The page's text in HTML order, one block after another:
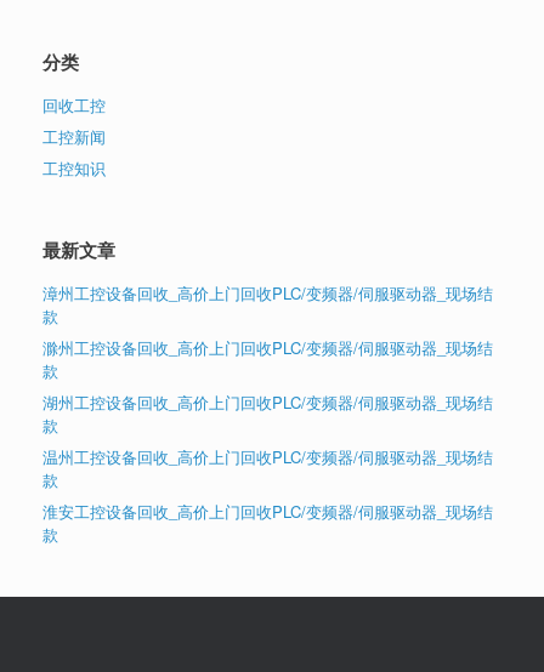
分类
回收工控
工控新闻
工控知识
最新文章
漳州工控设备回收_高价上门回收PLC/变频器/伺服驱动器_现场结
款
滁州工控设备回收_高价上门回收PLC/变频器/伺服驱动器_现场结
款
湖州工控设备回收_高价上门回收PLC/变频器/伺服驱动器_现场结
款
温州工控设备回收_高价上门回收PLC/变频器/伺服驱动器_现场结
款
淮安工控设备回收_高价上门回收PLC/变频器/伺服驱动器_现场结
款